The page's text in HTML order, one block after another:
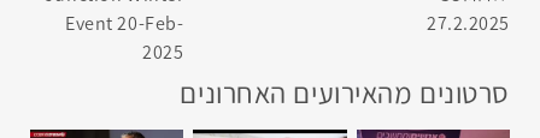
סרטונים מהאירועים האחרונים